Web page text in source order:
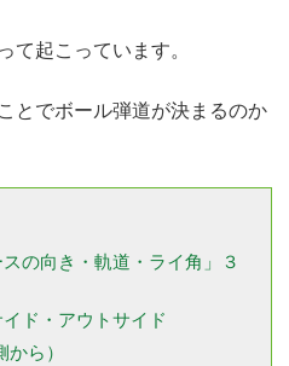
て起こっています。
とでボール弾道が決まるのか
の向き・軌道・ライ角」３
ド・アウトサイド
ら）